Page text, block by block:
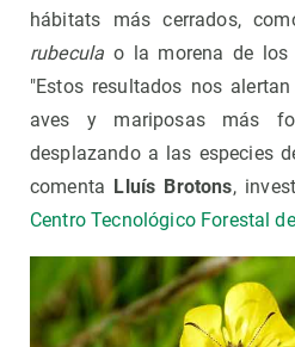
hábitats más cerrados,
rubecula o la morena de los
"Estos resultados nos
aves y mariposas más
desplazando a las especies
comenta Lluís Brotons,
Centro Tecnológico Forestal